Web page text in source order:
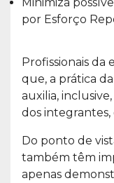
por Esforço
Profissionais da
que, a prática
auxilia,
dos
Do ponto de
também têm
apenas